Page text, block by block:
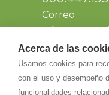
Acerca de las
Usamos cookies para
con el uso y desempeño
funcionalidades
Correo
Dirección
Sant Grau s/
a